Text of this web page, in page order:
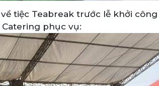
tiệc Teabreak trước lễ khởi
phục vụ: